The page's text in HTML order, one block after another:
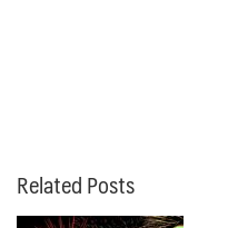
Related Posts